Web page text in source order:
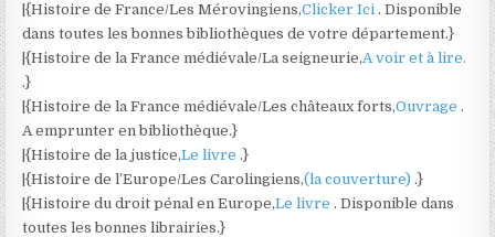
|{Histoire de France/Les Mérovingiens,Clicker Ici. Disponible
dans toutes les bonnes bibliothèques de votre département.}
|{Histoire de la France médiévale/La seigneurie,A voir et à lire.
.}
|{Histoire de la France médiévale/Les châteaux forts,Ouvrage.
A emprunter en bibliothèque.}
|{Histoire de la justice,Le livre.}
|{Histoire de l’Europe/Les Carolingiens,(la couverture).}
|{Histoire du droit pénal en Europe,Le livre. Disponible dans
toutes les bonnes librairies.}